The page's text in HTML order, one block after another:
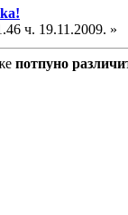
ч. 19.11.2009. »
потпуно